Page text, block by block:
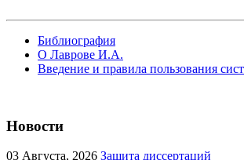
Библиография
О Лаврове И.А.
Введение и правила пользования
Новости
03 Августа, 2026 Защита диссертаций